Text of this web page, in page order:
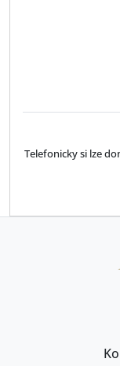
Telefonicky si lze